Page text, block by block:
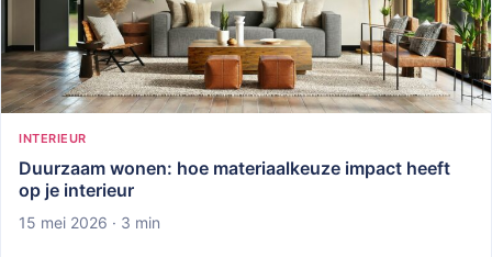
INTERIEUR
Duurzaam wonen: hoe materiaalkeuze impact heeft
op je interieur
15 mei 2026 · 3 min